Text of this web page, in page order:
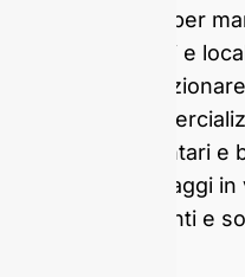
vetro per
globali e
alimentari e
imballaggi
attraenti e